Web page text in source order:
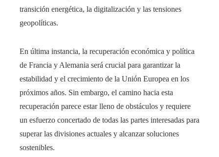
transición energética, la digitalización y las tensiones
geopolíticas.
En última instancia, la recuperación económica y política
de Francia y Alemania será crucial para garantizar la
estabilidad y el crecimiento de la Unión Europea en los
próximos años. Sin embargo, el camino hacia esta
recuperación parece estar lleno de obstáculos y requiere
un esfuerzo concertado de todas las partes interesadas para
superar las divisiones actuales y alcanzar soluciones
sostenibles.